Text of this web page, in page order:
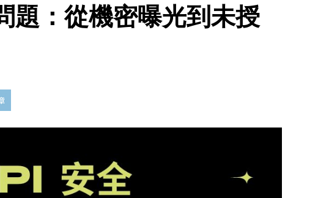
題：從機密曝光到未授